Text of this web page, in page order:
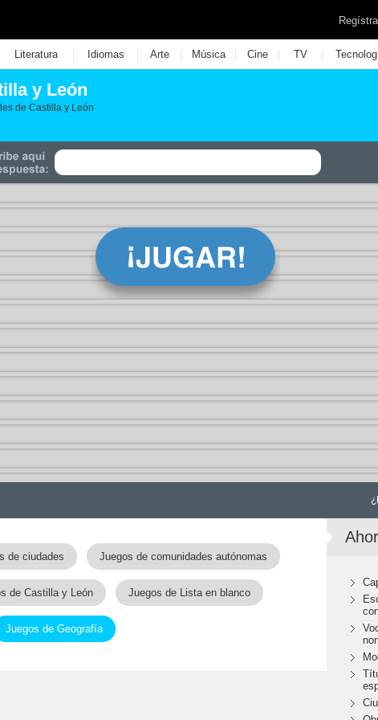
Literatura | Idiomas | Arte | Música | Cine | TV |
y León
de Castilla y León
de ciudades Juegos de comunidades autónomas
de Castilla y León Juegos de Lista en blanco
Juegos de Geografía